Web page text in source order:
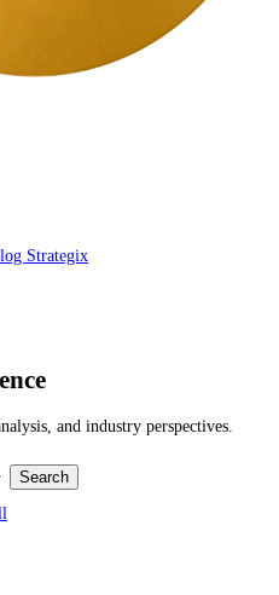
Strategix
and industry perspectives.
Search